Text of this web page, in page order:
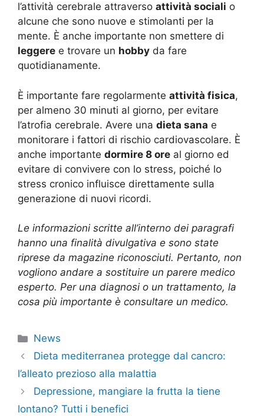
l’attività cerebrale attraverso attività sociali o
alcune che sono nuove e stimolanti per la
mente. È anche importante non smettere di
leggere e trovare un hobby da fare
quotidianamente.
È importante fare regolarmente attività fisica,
per almeno 30 minuti al giorno, per evitare
l’atrofia cerebrale. Avere una dieta sana e
monitorare i fattori di rischio cardiovascolare. È
anche importante dormire 8 ore al giorno ed
evitare di convivere con lo stress, poiché lo
stress cronico influisce direttamente sulla
generazione di nuovi ricordi.
Le informazioni scritte all’interno dei paragrafi
hanno una finalità divulgativa e sono state
riprese da magazine riconosciuti. Pertanto, non
vogliono andare a sostituire un parere medico
esperto. Per una diagnosi o un trattamento, la
cosa più importante è consultare un medico.
Categorie
News
Dieta mediterranea protegge dal cancro:
l’alleato prezioso alla malattia
Depressione, mangiare la frutta la tiene
lontano? Tutti i benefici